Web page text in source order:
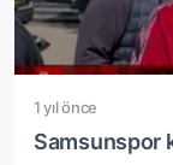
1 yıl önce
Samsunspor